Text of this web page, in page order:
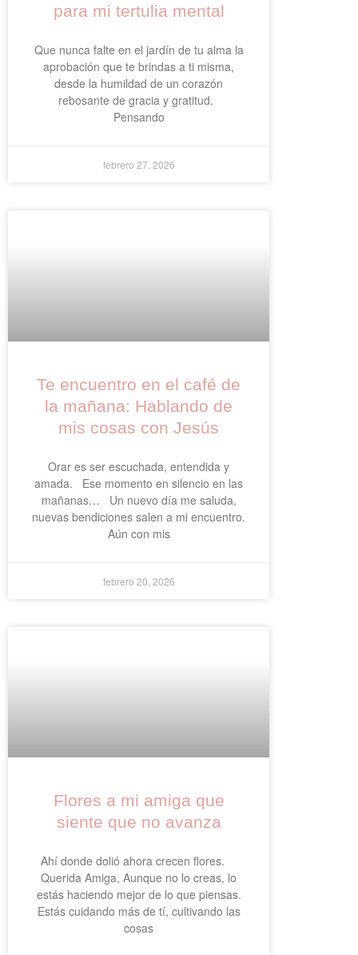
para mi tertulia mental
Que nunca falte en el jardín de tu alma la
aprobación que te brindas a ti misma,
desde la humildad de un corazón
rebosante de gracia y gratitud.
Pensando
febrero 27, 2026
Te encuentro en el café de
la mañana: Hablando de
mis cosas con Jesús
Orar es ser escuchada, entendida y
amada. Ese momento en silencio en las
mañanas… Un nuevo día me saluda,
nuevas bendiciones salen a mi encuentro.
Aún con mis
febrero 20, 2026
Flores a mi amiga que
siente que no avanza
Ahí donde dolió ahora crecen flores.
Querida Amiga, Aunque no lo creas, lo
estás haciendo mejor de lo que piensas.
Estás cuidando más de tí, cultivando las
cosas